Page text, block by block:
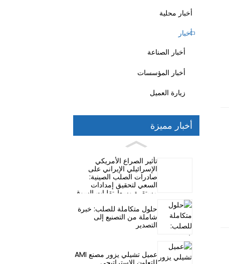
أخبار محلية
أخبار
أخبار الصناعة
أخبار المؤسسات
زيارة العميل
أخبار مميزة
تأثير الصراع الأمريكي
الإسرائيلي الإيراني على
صادرات الصلب الصينية:
السعي لتحقيق إمدادات
مستقرة وسط تقلبات السوق
حلول متكاملة للصلب: خبرة
شاملة من التصنيع إلى
التصدير
عميل تشيلي يزور مصنع AMI